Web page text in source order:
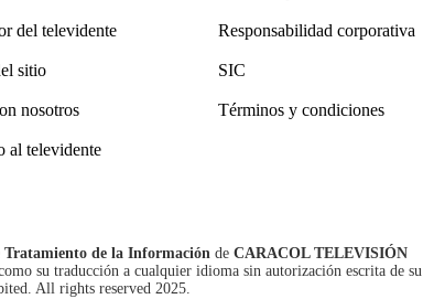
del televidente
sitio
nosotros
al televidente
Responsabilidad corporativa
SIC
Términos y condiciones
Tratamiento de la Información de CARACOL TELEVISIÓN
su traducción a cualquier idioma sin autorización escrita de su
All rights reserved 2025.